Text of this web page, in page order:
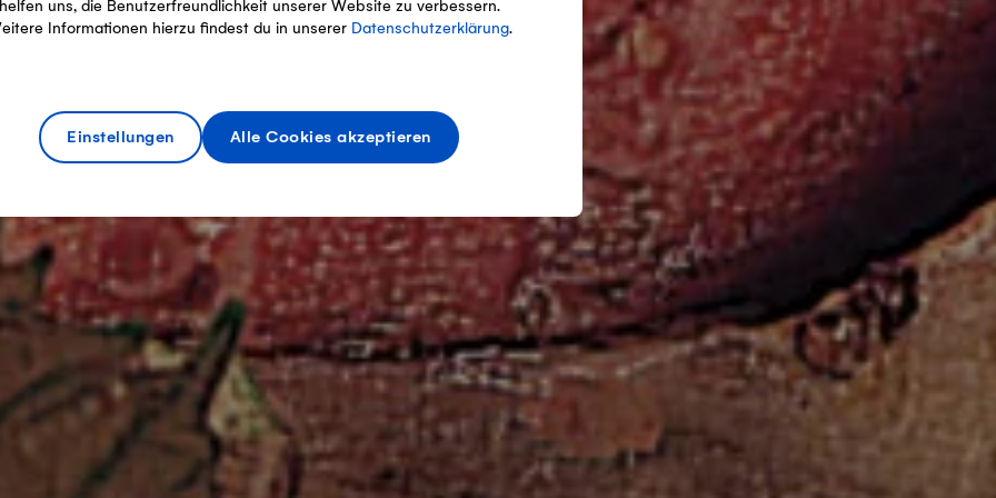
uns, die Benutzerfreundlichkeit unserer Website zu verbessern.
Informationen hierzu findest du in unserer Datenschutzerklärung.
Einstellungen Alle Cookies akzeptieren